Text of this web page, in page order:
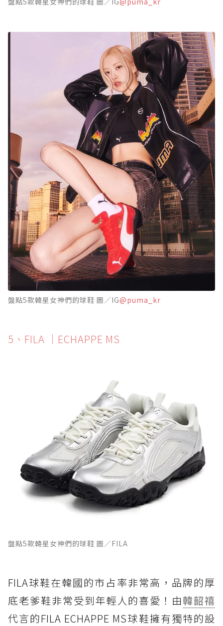
盤點5款韓星女神們的球鞋 圖／IG@puma_kr
5、FILA ｜ECHAPPE MS
盤點5款韓星女神們的球鞋 圖／FILA
FILA球鞋在韓國的市占率非常高，品牌的厚
底老爹鞋非常受到年輕人的喜愛！由韓韶禧
代言的FILA ECHAPPE MS球鞋擁有獨特的設